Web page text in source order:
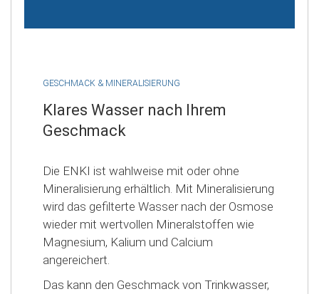
GESCHMACK & MINERALISIERUNG
Klares Wasser nach Ihrem
Geschmack
Die ENKI ist wahlweise mit oder ohne
Mineralisierung erhältlich. Mit Mineralisierung
wird das gefilterte Wasser nach der Osmose
wieder mit wertvollen Mineralstoffen wie
Magnesium, Kalium und Calcium
angereichert.
Das kann den Geschmack von Trinkwasser,